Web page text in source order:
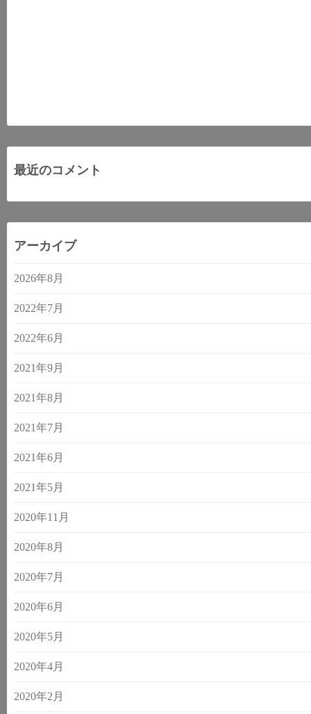
最近のコメント
アーカイブ
2026年8月
2022年7月
2022年6月
2021年9月
2021年8月
2021年7月
2021年6月
2021年5月
2020年11月
2020年8月
2020年7月
2020年6月
2020年5月
2020年4月
2020年2月